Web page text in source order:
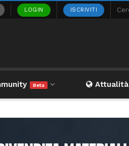
LOGIN ISCRIVITI
Beta Attualità